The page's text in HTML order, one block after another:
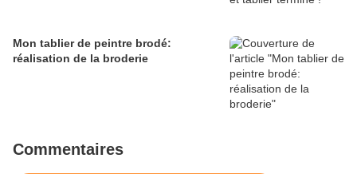
Mon tablier de peintre brodé:
réalisation de la broderie
Commentaires